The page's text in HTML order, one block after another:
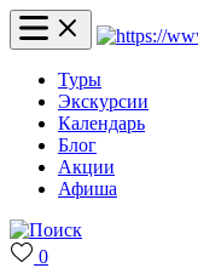
Туры
Экскурсии
Календарь
Блог
Акции
Афиша
0